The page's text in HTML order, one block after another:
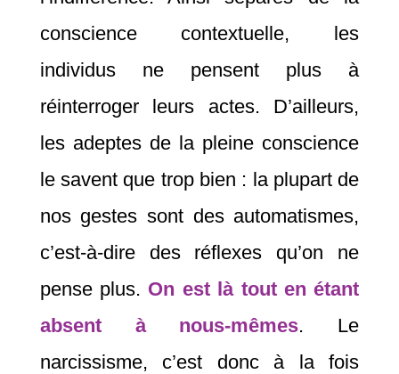
conscience contextuelle, les
individus ne pensent plus à
réinterroger leurs actes. D’ailleurs,
les adeptes de la pleine conscience
le savent que trop bien : la plupart de
nos gestes sont des automatismes,
c’est-à-dire des réflexes qu’on ne
pense plus. On est là tout en étant
absent à nous-mêmes. Le
narcissisme, c’est donc à la fois